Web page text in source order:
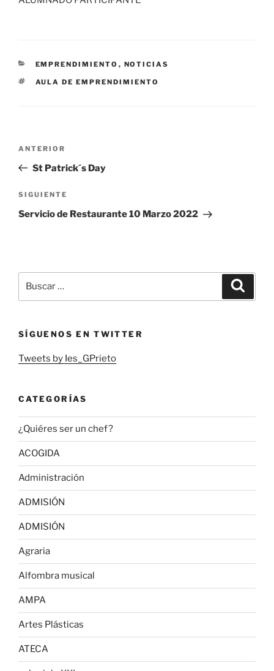
CATEGORÍAS
EMPRENDIMIENTO , NOTICIAS
ETIQUETAS
AULA DE EMPRENDIMIENTO
entradas
Entrada
anterior:
ANTERIOR
St Patrick´s Day
Siguiente
entrada
SIGUIENTE
Servicio de Restaurante 10 Marzo 2022
por:
SÍGUENOS EN TWITTER
Tweets by Ies_GPrieto
CATEGORÍAS
¿Quiéres ser un chef?
ACOGIDA
Administración
ADMISIÓN
ADMISIÓN
Agraria
Alfombra musical
AMPA
Artes Plásticas
ATECA